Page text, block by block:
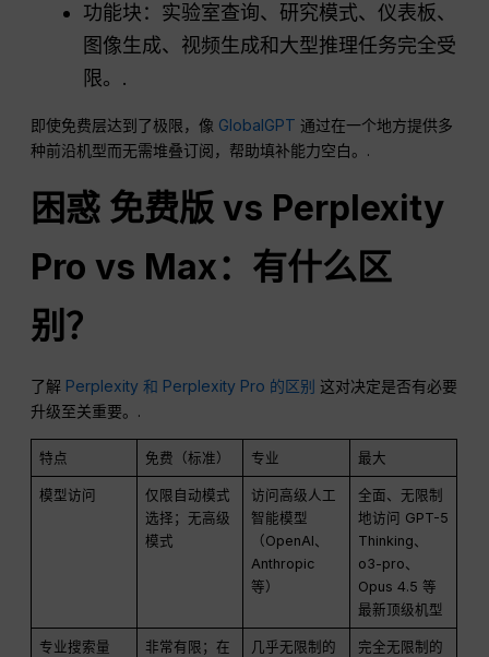
功能块：实验室查询、研究模式、仪表板、
图像生成、视频生成和大型推理任务完全受
限。.
即使免费层达到了极限，像 GlobalGPT 通过在一个地方提供多
种前沿机型而无需堆叠订阅，帮助填补能力空白。.
困惑 免费版 vs Perplexity
Pro vs Max：有什么区
别？
了解 Perplexity 和 Perplexity Pro 的区别 这对决定是否有必要
升级至关重要。.
特点 免费（标准） 专业 最大
模型访问
仅限自动模式
选择；无高级
模式
访问高级人工
智能模型
（OpenAI、
Anthropic
等）
全面、无限制
地访问 GPT-5
Thinking、
o3-pro、
Opus 4.5 等
最新顶级机型
专业搜索量
非常有限；在
几乎无限制的
完全无限制的